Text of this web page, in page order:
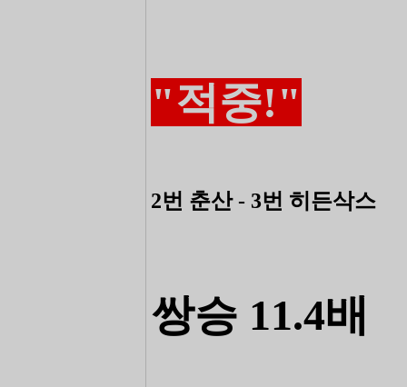
"적중!"
2번 춘산 - 3번 히든삭스
쌍승 11.4배